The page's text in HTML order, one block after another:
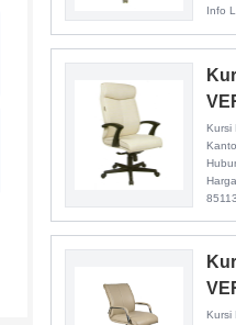
Info
Kursi
Kursi